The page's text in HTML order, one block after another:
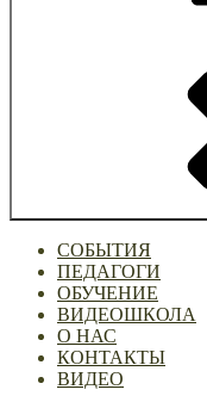
СОБЫТИЯ
ПЕДАГОГИ
ОБУЧЕНИЕ
ВИДЕОШКОЛА
О НАС
КОНТАКТЫ
ВИДЕО